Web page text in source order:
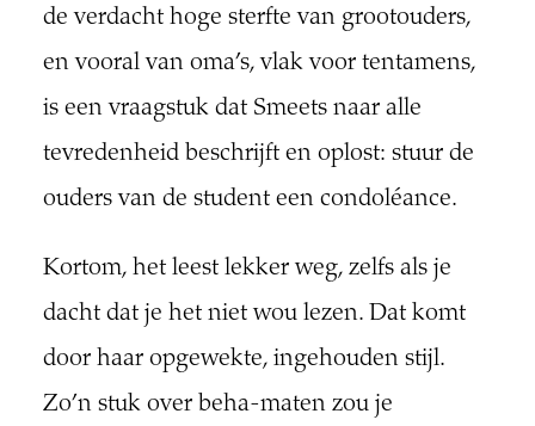
de verdacht hoge sterfte van grootouders,
en vooral van oma’s, vlak voor tentamens,
is een vraagstuk dat Smeets naar alle
tevredenheid beschrijft en oplost: stuur de
ouders van de student een condoléance.
Kortom, het leest lekker weg, zelfs als je
dacht dat je het niet wou lezen. Dat komt
door haar opgewekte, ingehouden stijl.
Zo’n stuk over beha-maten zou je